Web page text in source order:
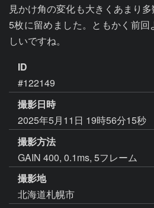
見かけ角の変化も大きくあまり多
5枚に留めました。ともかく前
しいですね。
ID
#122149
撮影日時
2025年5月11日 19時56分15秒
撮影方法
GAIN 400, 0.1ms, 5フレーム
撮影地
北海道札幌市